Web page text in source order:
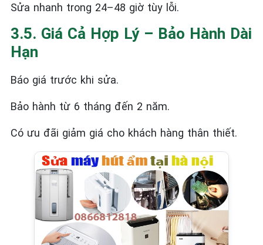
Sửa nhanh trong 24–48 giờ tùy lỗi.
3.5. Giá Cả Hợp Lý – Bảo Hành Dài
Hạn
Báo giá trước khi sửa.
Bảo hành từ 6 tháng đến 2 năm.
Có ưu đãi giảm giá cho khách hàng thân thiết.